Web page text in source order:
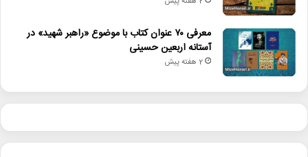
معرفی ۷۰ عنوان کتاب با موضوع «راهبر شهید» در
آستانه اربعین حسینی
2 هفته پیش